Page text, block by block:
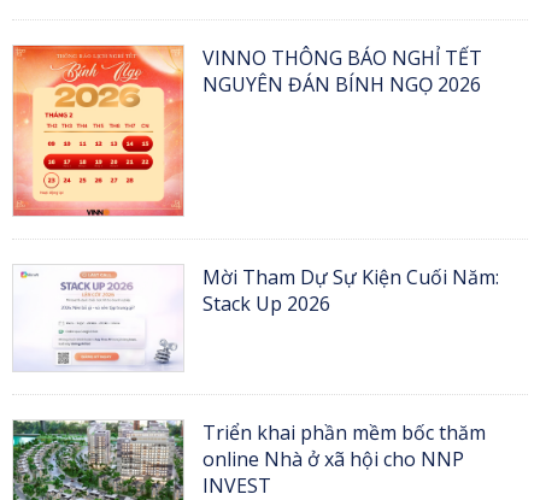
VINNO THÔNG BÁO NGHỈ TẾT
NGUYÊN ĐÁN BÍNH NGỌ 2026
Mời Tham Dự Sự Kiện Cuối Năm:
Stack Up 2026
Triển khai phần mềm bốc thăm
online Nhà ở xã hội cho NNP
INVEST